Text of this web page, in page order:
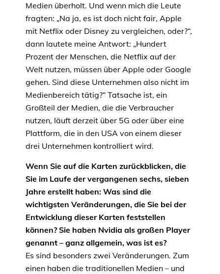
Medien überholt. Und wenn mich die Leute
fragten: „Na ja, es ist doch nicht fair, Apple
mit Netflix oder Disney zu vergleichen, oder?“,
dann lautete meine Antwort: „Hundert
Prozent der Menschen, die Netflix auf der
Welt nutzen, müssen über Apple oder Google
gehen. Sind diese Unternehmen also nicht im
Medienbereich tätig?“ Tatsache ist, ein
Großteil der Medien, die die Verbraucher
nutzen, läuft derzeit über 5G oder über eine
Plattform, die in den USA von einem dieser
drei Unternehmen kontrolliert wird.
Wenn Sie auf die Karten zurückblicken, die
Sie im Laufe der vergangenen sechs, sieben
Jahre erstellt haben: Was sind die
wichtigsten Veränderungen, die Sie bei der
Entwicklung dieser Karten feststellen
können? Sie haben Nvidia als großen Player
genannt – ganz allgemein, was ist es?
Es sind besonders zwei Veränderungen. Zum
einen haben die traditionellen Medien – und